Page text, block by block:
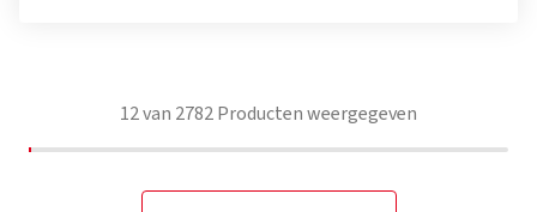
12van 2782Producten weergegeven